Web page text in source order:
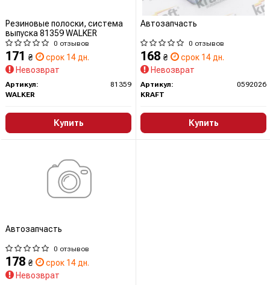
Резиновые полоски, система
выпуска 81359 WALKER
0 отзывов
171 ₴
срок 14 дн.
Невозврат
Артикул:
81359
WALKER
Купить
Автозапчасть
0 отзывов
168 ₴
срок 14 дн.
Невозврат
Артикул:
0592026
KRAFT
Купить
Автозапчасть
0 отзывов
178 ₴
срок 14 дн.
Невозврат